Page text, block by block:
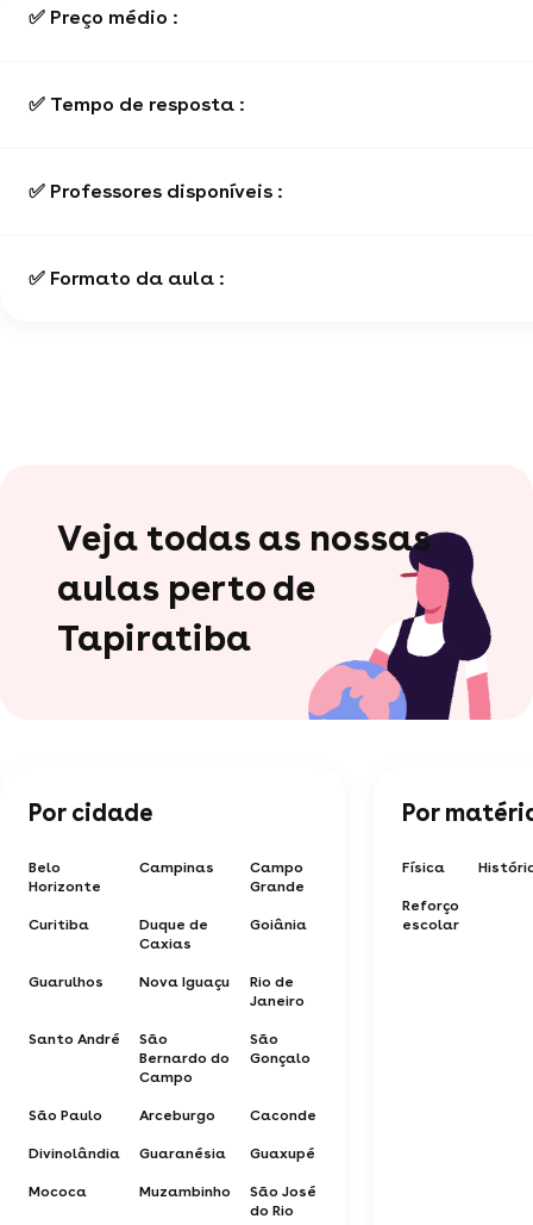
✅ Preço médio :
✅ Tempo de resposta :
✅ Professores disponíveis :
✅ Formato da aula :
Veja todas as nossas
aulas perto de
Tapiratiba
Por cidade
Belo
Horizonte
Campinas
Campo
Grande
Curitiba
Duque de
Caxias
Goiânia
Guarulhos Nova Iguaçu
Rio de
Janeiro
Santo André
São
Bernardo do
Campo
São
Gonçalo
São Paulo Arceburgo Caconde
Divinolândia Guaranésia Guaxupé
Mococa Muzambinho
São José
do Rio
Por
Física
Reforço
escolar